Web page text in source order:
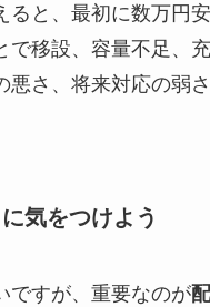
ると、最初に数万円
で移設、容量不足、
悪さ、将来対応の弱
気をつけよう
ですが、重要なのが